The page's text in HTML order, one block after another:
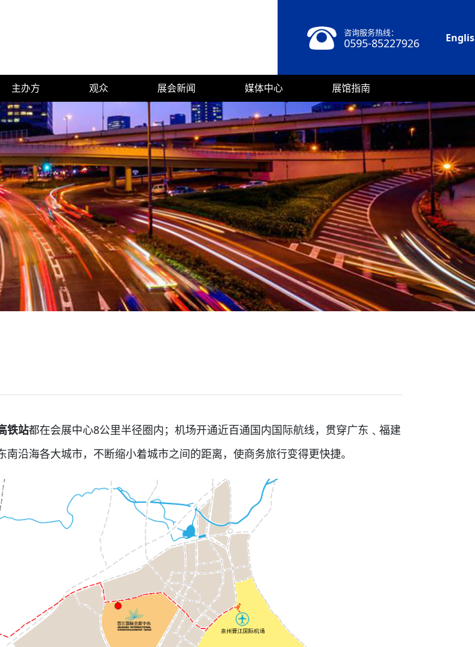
咨询服务热线：
0595-85227926
主办方 观众 展会新闻 媒体中心 展馆指南
铁站都在会展中心8公里半径圈内；机场开通近百通国内国际航线，贯穿广东﹑福建
南沿海各大城市，不断缩小着城市之间的距离，使商务旅行变得更快捷。